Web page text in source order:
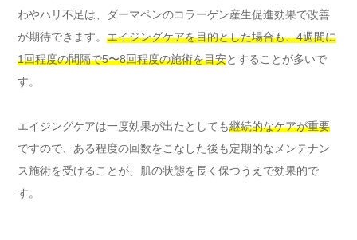
わやハリ不足は、ダーマペンのコラーゲン産生促進効果で改善
が期待できます。 エイジングケアを目的とした場合も、4週間に
1回程度の間隔で5〜8回程度の施術を目安とすることが多いで
す。
エイジングケアは一度効果が出たとしても継続的なケアが重要
ですので、ある程度の回数をこなした後も定期的なメンテナン
ス施術を受けることが、肌の状態を長く保つうえで効果的で
す。